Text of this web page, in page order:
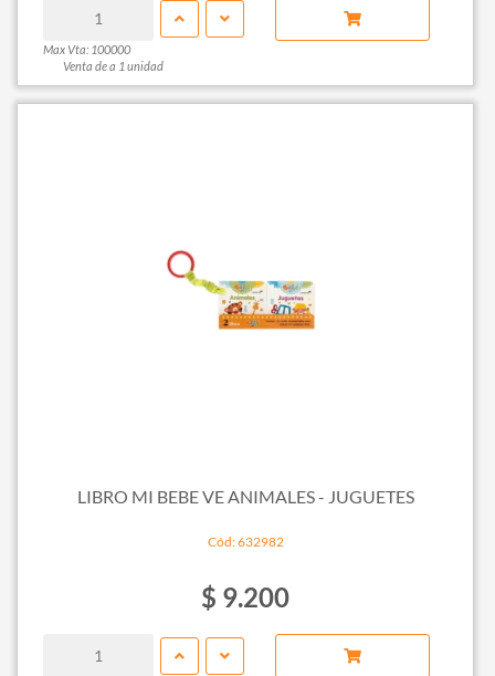
Max Vta: 100000
Venta de a 1 unidad
LIBRO MI BEBE VE ANIMALES - JUGUETES
Cód: 632982
$ 9.200